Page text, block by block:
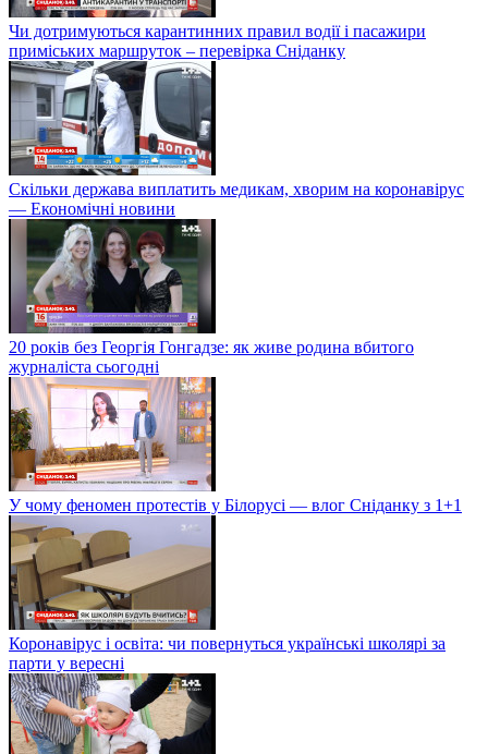
Чи дотримуються карантинних правил водії і пасажири
приміських маршруток – перевірка Сніданку
Скільки держава виплатить медикам, хворим на коронавірус
— Економічні новини
20 років без Георгія Гонгадзе: як живе родина вбитого
журналіста сьогодні
У чому феномен протестів у Білорусі — влог Сніданку з 1+1
Коронавірус і освіта: чи повернуться українські школярі за
парти у вересні